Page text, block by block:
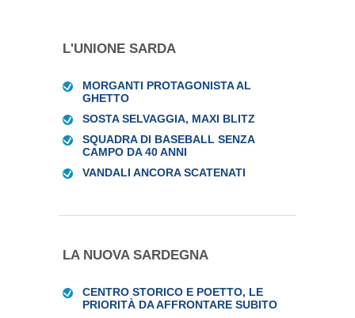
L'UNIONE SARDA
MORGANTI PROTAGONISTA AL
GHETTO
SOSTA SELVAGGIA, MAXI BLITZ
SQUADRA DI BASEBALL SENZA
CAMPO DA 40 ANNI
VANDALI ANCORA SCATENATI
LA NUOVA SARDEGNA
CENTRO STORICO E POETTO, LE
PRIORITÀ DA AFFRONTARE SUBITO